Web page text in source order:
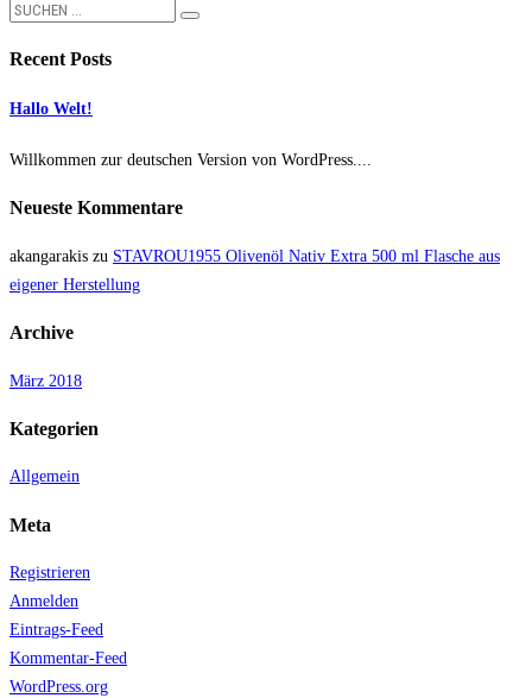
Recent Posts
Hallo Welt!
Willkommen zur deutschen Version von WordPress....
Neueste Kommentare
akangarakis zu STAVROU1955 Olivenöl Nativ Extra 500 ml Flasche aus
eigener Herstellung
Archive
März 2018
Kategorien
Allgemein
Meta
Registrieren
Anmelden
Eintrags-Feed
Kommentar-Feed
WordPress.org